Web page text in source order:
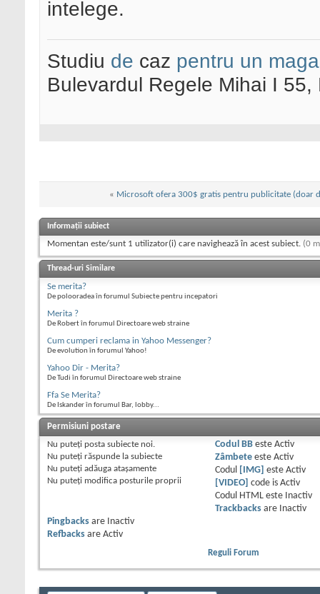
intelege.
Studiu de caz pentru un
Bulevardul Regele Mihai I
« Microsoft ofera 300$ gratis pentru publicitate (doar
Informații subiect
Momentan este/sunt 1 utilizator(i) care navighează în acest subiect. (0
Thread-uri Similare
Se merita?
De polooradea în forumul Subiecte pentru incepatori
Merita ?
De Robert în forumul Directoare web straine
Cum cumperi reclama in Yahoo Messenger?
De evolution în forumul Yahoo!
Yahoo Dir - Merita?
De Tudi în forumul Directoare web straine
Ffa Se Merita?
De Iskander în forumul Bar, lobby...
Permisiuni postare
Nu puteţi posta subiecte noi.
Nu puteţi răspunde la subiecte
Nu puteţi adăuga ataşamente
Nu puteţi modifica posturile proprii
Codul BBeste Activ
Zâmbeteeste Activ
Codul
[IMG] este Activ
[VIDEO]
code is Activ
Codul HTML este
Inactiv
Trackbacksare
Inactiv
Pingbacks are
Inactiv
Refbacks are Activ
Reguli Forum